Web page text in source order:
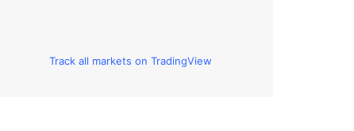
Track all markets on TradingView